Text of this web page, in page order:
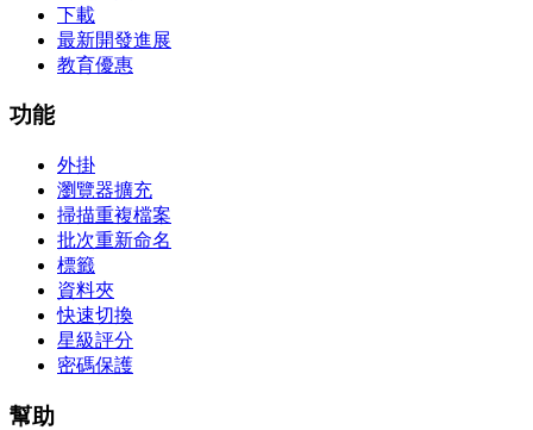
下載
最新開發進展
教育優惠
功能
外掛
瀏覽器擴充
掃描重複檔案
批次重新命名
標籤
資料夾
快速切換
星級評分
密碼保護
幫助